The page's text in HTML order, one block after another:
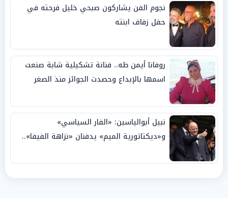
نجوم الفن يشاركون صبحي خليل فرحته في
حفل زفاف ابنته
روفانا أيمن طه.. فنانة تشكيلية شابة صنعت
اسمها بالإبداع وحصدت الجوائز منذ الصغر
نبيل أبوالياسين: «الفار السياسي»
و«ديكتاتورية الميم» يدفنان «نزاهة الفيفا»..